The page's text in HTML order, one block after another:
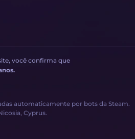
automaticamente por bots da Steam.
Cyprus.
você confirma que